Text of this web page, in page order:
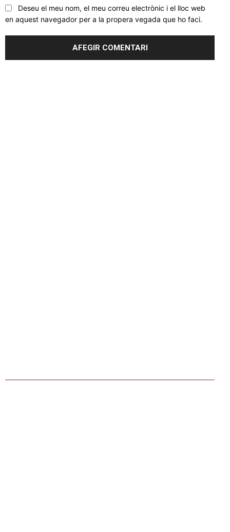
Deseu el meu nom, el meu correu electrònic i el lloc web
en aquest navegador per a la propera vegada que ho faci.